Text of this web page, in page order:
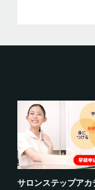
サロンステップア